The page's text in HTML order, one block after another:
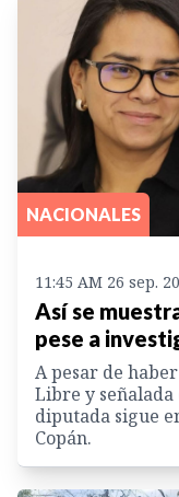
NACIONALES
11:45 AM 26 sep.
Así se
pese a
A pesar de
Libre y señalada
diputada sigue
Copán.